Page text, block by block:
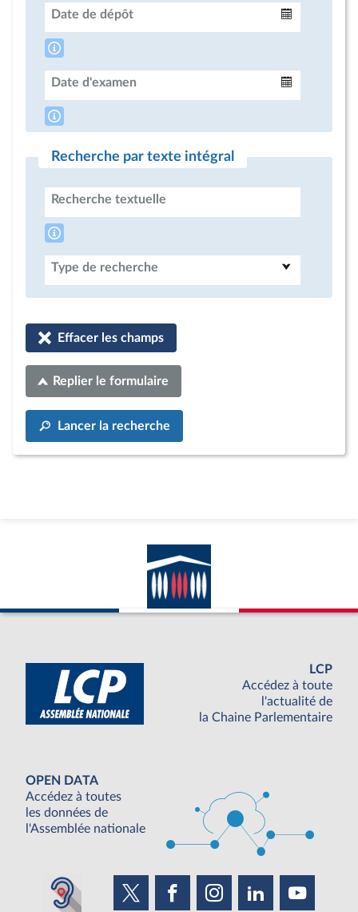
Date de dépôt
Date d'examen
Recherche par texte intégral
Recherche textuelle
Type de recherche
Effacer les champs
Replier le formulaire
Lancer la recherche
LCP
Accédez à toute
l'actualité de
la Chaine Parlementaire
OPEN DATA
Accédez à toutes
les données de
l'Assemblée nationale